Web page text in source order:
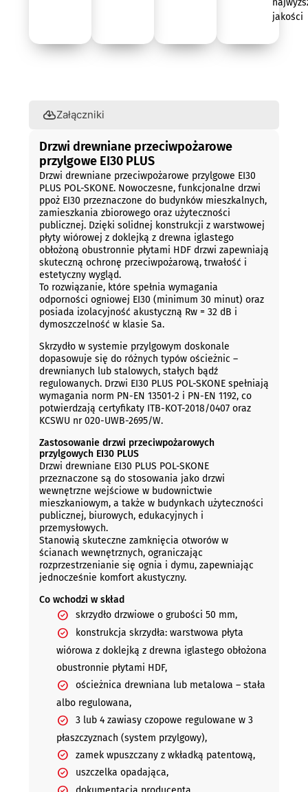
jakości
Załączniki
Drzwi drewniane przeciwpożarowe
przylgowe EI30 PLUS
Drzwi drewniane przeciwpożarowe przylgowe EI30
PLUS POL-SKONE. Nowoczesne, funkcjonalne drzwi
ppoż EI30 przeznaczone do budynków mieszkalnych,
zamieszkania zbiorowego oraz użyteczności
publicznej. Dzięki solidnej konstrukcji z warstwowej
płyty wiórowej z doklejką z drewna iglastego
obłożoną obustronnie płytami HDF drzwi zapewniają
skuteczną ochronę przeciwpożarową, trwałość i
estetyczny wygląd.
To rozwiązanie, które spełnia wymagania
odporności ogniowej EI30 (minimum 30 minut) oraz
posiada izolacyjność akustyczną Rw = 32 dB i
dymoszczelność w klasie Sa.
Skrzydło w systemie przylgowym doskonale
dopasowuje się do różnych typów ościeżnic –
drewnianych lub stalowych, stałych bądź
regulowanych. Drzwi EI30 PLUS POL-SKONE spełniają
wymagania norm PN-EN 13501-2 i PN-EN 1192, co
potwierdzają certyfikaty ITB-KOT-2018/0407 oraz
KCSWU nr 020-UWB-2695/W.
Zastosowanie drzwi przeciwpożarowych
przylgowych EI30 PLUS
Drzwi drewniane EI30 PLUS POL-SKONE
przeznaczone są do stosowania jako drzwi
wewnętrzne wejściowe w budownictwie
mieszkaniowym, a także w budynkach użyteczności
publicznej, biurowych, edukacyjnych i
przemysłowych.
Stanowią skuteczne zamknięcia otworów w
ścianach wewnętrznych, ograniczając
rozprzestrzenianie się ognia i dymu, zapewniając
jednocześnie komfort akustyczny.
Co wchodzi w skład
skrzydło drzwiowe o grubości 50 mm,
konstrukcja skrzydła: warstwowa płyta
wiórowa z doklejką z drewna iglastego obłożona
obustronnie płytami HDF,
ościeżnica drewniana lub metalowa – stała
albo regulowana,
3 lub 4 zawiasy czopowe regulowane w 3
płaszczyznach (system przylgowy),
zamek wpuszczany z wkładką patentową,
uszczelka opadająca,